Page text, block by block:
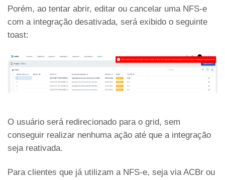
Porém, ao tentar abrir, editar ou cancelar uma NFS-e
com a integração desativada, será exibido o seguinte
toast:
O usuário será redirecionado para o grid, sem
conseguir realizar nenhuma ação até que a integração
seja reativada.
Para clientes que já utilizam a NFS-e, seja via ACBr ou